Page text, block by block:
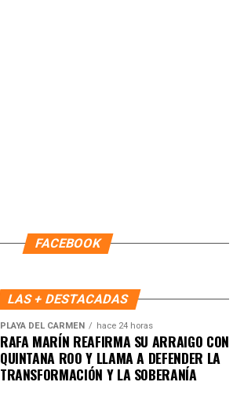
FACEBOOK
LAS + DESTACADAS
PLAYA DEL CARMEN hace 24 horas
RAFA MARÍN REAFIRMA SU ARRAIGO CON
QUINTANA ROO Y LLAMA A DEFENDER LA
TRANSFORMACIÓN Y LA SOBERANÍA